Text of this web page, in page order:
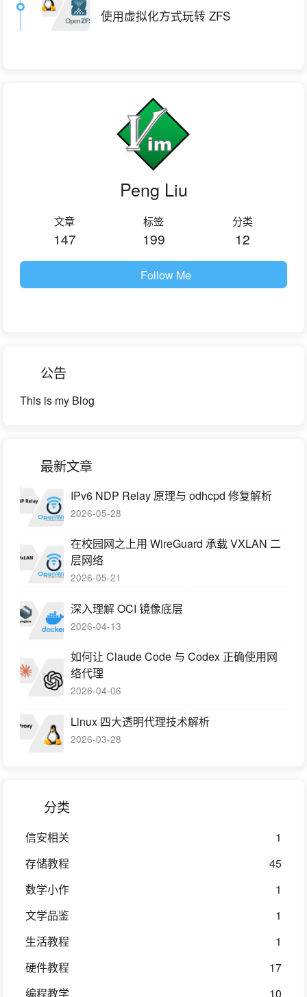
使用虚拟化方式玩转 ZFS
Peng Liu
文章
147
标签
199
分类
12
Follow Me
公告
This is my Blog
最新文章
IPv6 NDP Relay 原理与 odhcpd 修复解析
2026-05-28
在校园网之上用 WireGuard 承载 VXLAN 二
层网络
2026-05-21
深入理解 OCI 镜像底层
2026-04-13
如何让 Claude Code 与 Codex 正确使用网
络代理
2026-04-06
Linux 四大透明代理技术解析
2026-03-28
分类
信安相关
1
存储教程
45
数学小作
1
文学品鉴
1
生活教程
1
硬件教程
17
编程教学
10